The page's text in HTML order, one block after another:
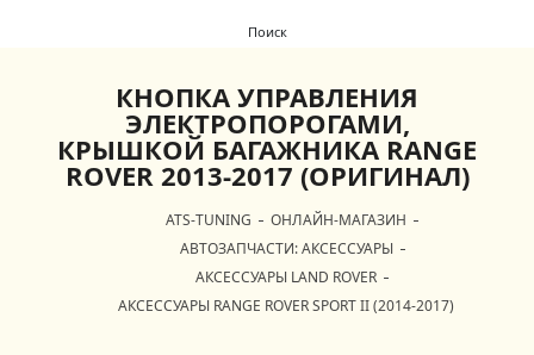
КНОПКА УПРАВЛЕНИЯ
ЭЛЕКТРОПОРОГАМИ,
КРЫШКОЙ БАГАЖНИКА RANGE
ROVER 2013-2017 (ОРИГИНАЛ)
ATS-TUNING
ОНЛАЙН-МАГАЗИН
АВТОЗАПЧАСТИ: АКСЕССУАРЫ
АКСЕССУАРЫ LAND ROVER
АКСЕССУАРЫ RANGE ROVER SPORT II (2014-2017)